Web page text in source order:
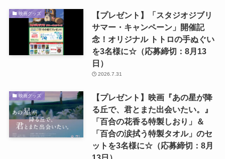
映画グッズ
【プレゼント】「スタジオジブリ
サマー・キャンペーン」開催記
念！オリジナル トトロの手ぬぐい
を3名様に☆（応募締切：8月13
日）
2026.7.31
映画グッズ
【プレゼント】映画『あの星が降
る丘で、君とまた出会いたい。』
「百合の花香る特製しおり」＆
「百合の涙拭う特製タオル」のセ
ットを3名様に☆（応募締切：8月